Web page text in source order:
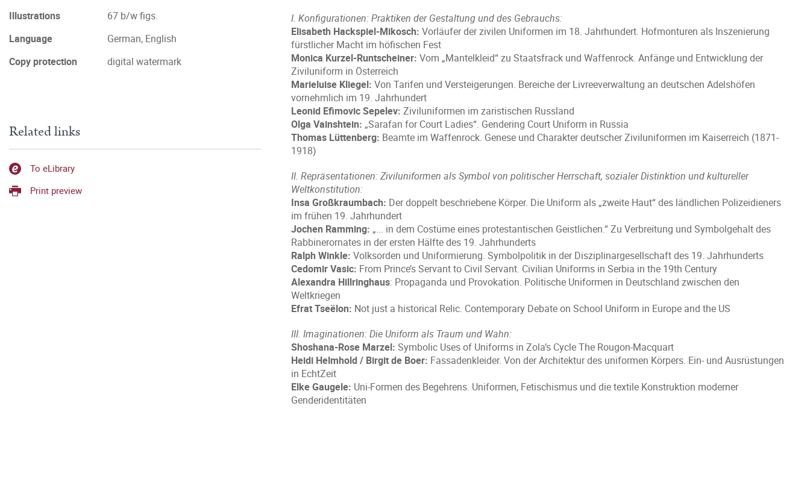
I. Konfigurationen: Praktiken der Gestaltung und des Gebrauchs:
Elisabeth Hackspiel-Mikosch: Vorläufer der zivilen Uniformen im 18. Jahrhundert. Hofmonturen als Inszenierung
fürstlicher Macht im höfischen Fest
Monica Kurzel-Runtscheiner: Vom „Mantelkleid“ zu Staatsfrack und Waffenrock. Anfänge und Entwicklung der
Ziviluniform in Österreich
Marieluise Kliegel: Von Tarifen und Versteigerungen. Bereiche der Livreeverwaltung an deutschen Adelshöfen
vornehmlich im 19. Jahrhundert
Leonid Efimovic Sepelev: Ziviluniformen im zaristischen Russland
Olga Vainshtein: „Sarafan for Court Ladies“. Gendering Court Uniform in Russia
Thomas Lüttenberg: Beamte im Waffenrock. Genese und Charakter deutscher Ziviluniformen im Kaiserreich (1871-
1918)
II. Repräsentationen: Ziviluniformen als Symbol von politischer Herrschaft, sozialer Distinktion und kultureller
Weltkonstitution:
Insa Großkraumbach: Der doppelt beschriebene Körper. Die Uniform als „zweite Haut“ des ländlichen Polizeidieners
im frühen 19. Jahrhundert
Jochen Ramming: „... in dem Costüme eines protestantischen Geistlichen.“ Zu Verbreitung und Symbolgehalt des
Rabbinerornates in der ersten Hälfte des 19. Jahrhunderts
Ralph Winkle: Volksorden und Uniformierung. Symbolpolitik in der Disziplinargesellschaft des 19. Jahrhunderts
Cedomir Vasic: From Prince’s Servant to Civil Servant. Civilian Uniforms in Serbia in the 19th Century
Alexandra Hillringhaus: Propaganda und Provokation. Politische Uniformen in Deutschland zwischen den
Weltkriegen
Efrat Tseëlon: Not just a historical Relic. Contemporary Debate on School Uniform in Europe and the US
III. Imaginationen: Die Uniform als Traum und Wahn:
Shoshana-Rose Marzel: Symbolic Uses of Uniforms in Zola’s Cycle The Rougon-Macquart
Heidi Helmhold / Birgit de Boer: Fassadenkleider. Von der Architektur des uniformen Körpers. Ein- und Ausrüstungen
in EchtZeit
Elke Gaugele: Uni-Formen des Begehrens. Uniformen, Fetischismus und die textile Konstruktion moderner
Genderidentitäten
Illustrations
67 b/w figs.
Language
German, English
Copy protection
digital watermark
Related links
To eLibrary
Print preview